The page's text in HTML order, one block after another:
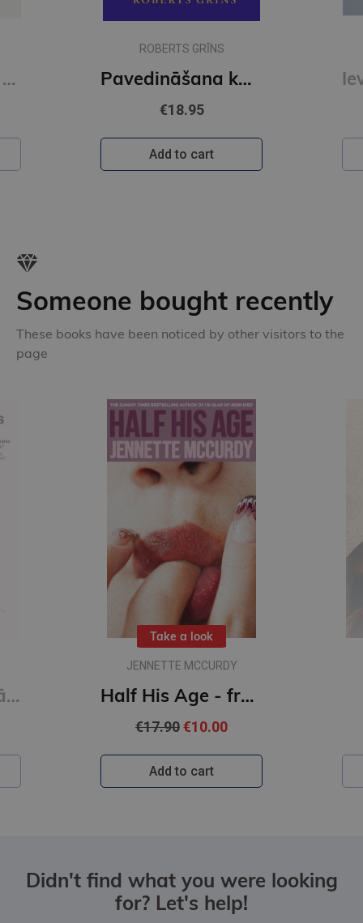
Aktiera runa 21. gadsimta latviešu teātrī
ROBERTS GRĪNS
Pavedināšana kā māksla
€18.95
Add to cart
Someone bought recently
These books have been noticed by other visitors to the
page
Ultra - pārstrādāta cilvēce
Take a look
JENNETTE MCCURDY
Half His Age - from the author of I'm Glad My Mom Died
€17.90€10.00
Add to cart
Didn't find what you were looking
for? Let's help!